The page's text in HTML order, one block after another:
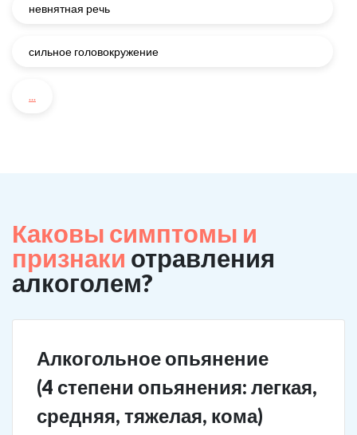
невнятная речь
сильное головокружение
...
Каковы симптомы и
признаки отравления
алкоголем?
Алкогольное опьянение
(4 степени опьянения: легкая,
средняя, тяжелая, кома)